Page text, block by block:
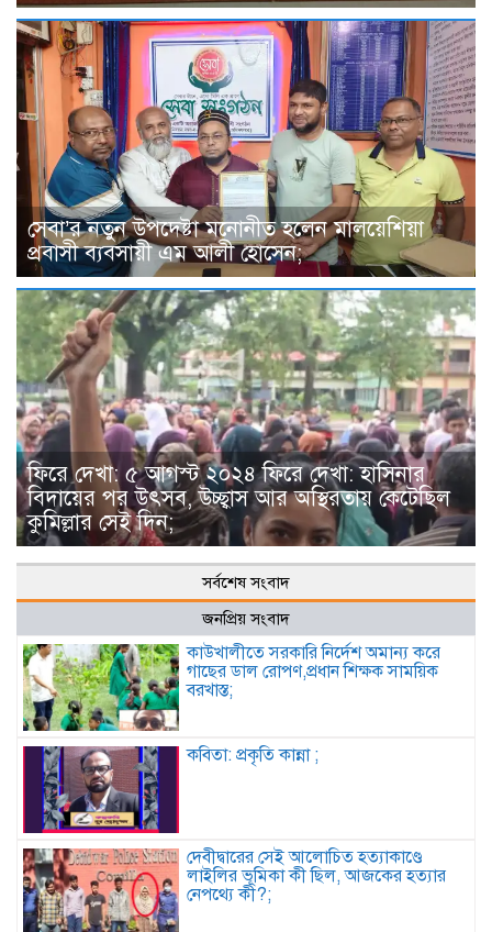
সেবা’র নতুন উপদেষ্টা মনোনীত হলেন মালয়েশিয়া
প্রবাসী ব্যবসায়ী এম আলী হোসেন;
ফিরে দেখা: ৫ আগস্ট ২০২৪ ফিরে দেখা: হাসিনার
বিদায়ের পর উৎসব, উচ্ছ্বাস আর অস্থিরতায় কেটেছিল
কুমিল্লার সেই দিন;
সর্বশেষ সংবাদ
জনপ্রিয় সংবাদ
কাউখালীতে সরকারি নির্দেশ অমান্য করে
গাছের ডাল রোপণ,প্রধান শিক্ষক সাময়িক
বরখাস্ত;
কবিতা: প্রকৃতি কান্না ;
দেবীদ্বারের সেই আলোচিত হত্যাকাণ্ডে
লাইলির ভূমিকা কী ছিল, আজকের হত্যার
নেপথ্যে কী?;